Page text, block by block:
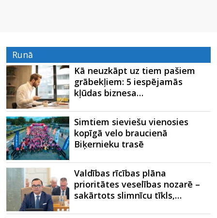
Runā
Kā neuzkāpt uz tiem pašiem
grābekļiem: 5 iespējamās
kļūdas biznesa…
Simtiem sieviešu vienosies
kopīgā velo braucienā
Biķernieku trasē
Valdības rīcības plāna
prioritātes veselības nozarē –
sakārtots slimnīcu tīkls,…